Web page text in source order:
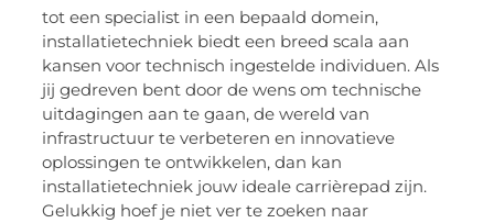
tot een specialist in een bepaald domein,
installatietechniek biedt een breed scala aan
kansen voor technisch ingestelde individuen. Als
jij gedreven bent door de wens om technische
uitdagingen aan te gaan, de wereld van
infrastructuur te verbeteren en innovatieve
oplossingen te ontwikkelen, dan kan
installatietechniek jouw ideale carrièrepad zijn.
Gelukkig hoef je niet ver te zoeken naar